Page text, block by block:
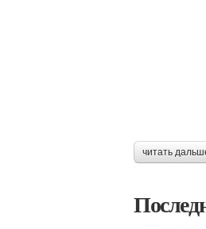
читать